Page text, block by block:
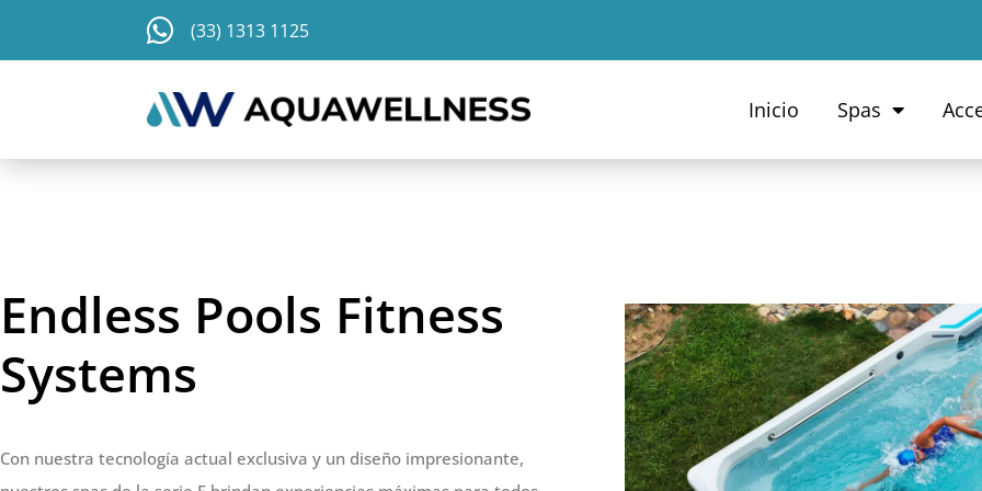
content
(33) 1313 1125
Inicio Spas
Endless Pools Fitness
Systems
Con nuestra tecnología actual exclusiva y un diseño impresionante,